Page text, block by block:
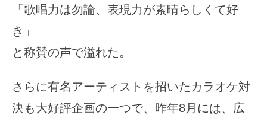
「歌唱力は勿論、表現力が素晴らしくて好
き」
と称賛の声で溢れた。
さらに有名アーティストを招いたカラオケ対
決も大好評企画の一つで、昨年8月には、広